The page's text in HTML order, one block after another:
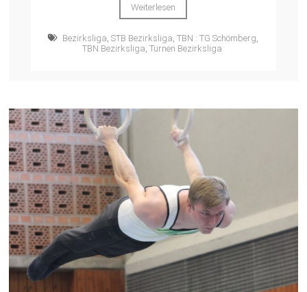
Weiterlesen
Bezirksliga STB Bezirksliga TBN : TG Schömberg
TBN Bezirksliga ,Turnen Bezirksliga